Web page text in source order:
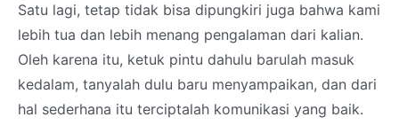
Satu lagi, tetap tidak bisa dipungkiri juga bahwa kami
lebih tua dan lebih menang pengalaman dari kalian.
Oleh karena itu, ketuk pintu dahulu barulah masuk
kedalam, tanyalah dulu baru menyampaikan, dan dari
hal sederhana itu terciptalah komunikasi yang baik.